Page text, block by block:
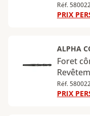
Réf.
PRIX
ALPHA
Foret
Réf.
PRIX